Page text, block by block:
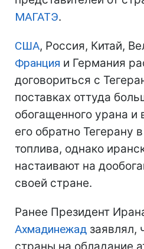
МАГАТЭ.
США, Россия, Китай,
Франция и Германия
договориться с
поставках оттуда
обогащенного урана и
его обратно Тегерану
топлива, однако
настаивают на
своей стране.
Ранее Президент
Ахмадинежад заявлял,